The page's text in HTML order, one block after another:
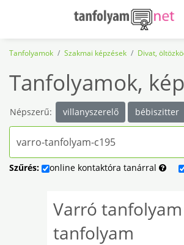
Tanfolyamok Szakmai képzések Divat,
Tanfolyamok,
Népszerű: villanyszerelő bébiszitter
Szűrés: online kontaktóra tanárral
Varró tanfolyam
tanfolyam